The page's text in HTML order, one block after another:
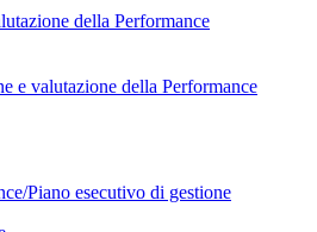
della Performance
e valutazione della Performance
Piano esecutivo di gestione